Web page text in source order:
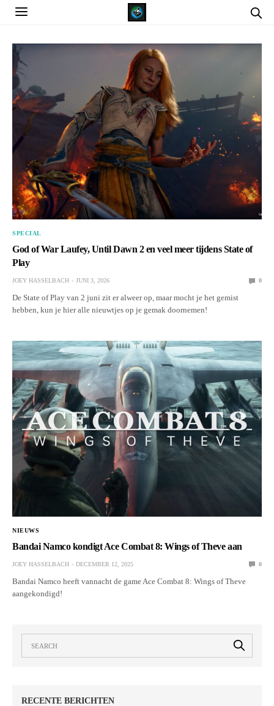
SPECIAL
God of War Laufey, Until Dawn 2 en veel meer tijdens State of
Play
JOEY HASSELBACH JUNI 3, 2026 0
De State of Play van 2 juni zit er alweer op, maar mocht je het gemist
hebben, kun je hier alle nieuwtjes op je gemak doornemen!
NIEUWS
Bandai Namco kondigt Ace Combat 8: Wings of Theve aan
JOEY HASSELBACH DECEMBER 12, 2025 0
Bandai Namco heeft vannacht de game Ace Combat 8: Wings of Theve
aangekondigd!
RECENTE BERICHTEN